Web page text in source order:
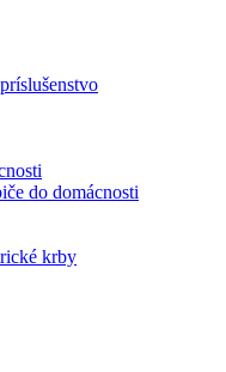
do domácnosti
krby